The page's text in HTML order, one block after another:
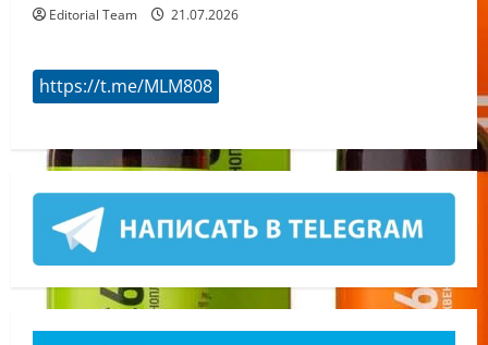
Editorial Team 21.07.2026
https://t.me/MLM808